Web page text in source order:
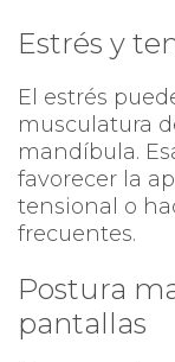
Estrés y
El estrés
musculatura
mandíbula.
favorecer la
tensional o
frecuentes.
Postura
pantallas